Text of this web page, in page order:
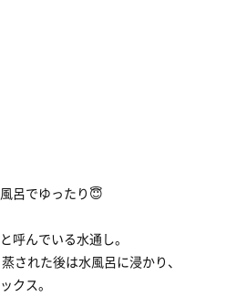
呂でゆったり😇
呼んでいる水通し。
された後は水風呂に浸かり、
クス。